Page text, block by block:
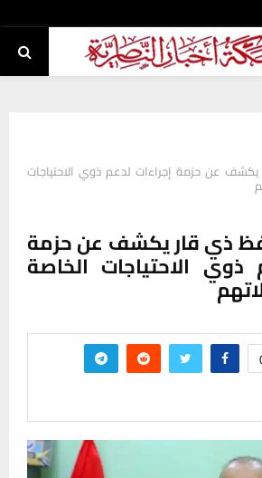
عن حزمة إجراءات لدعم ذوي الاحتياجات
ذي قار يكشف عن حزمة
ذوي الاحتياجات الخاصة